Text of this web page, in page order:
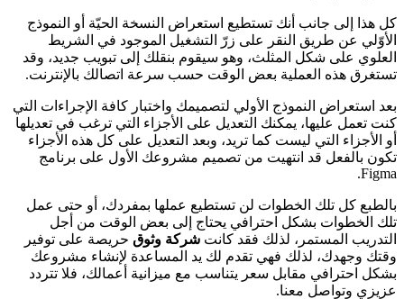
كل هذا إلى جانب أنك تستطيع استعراض النسخة الحيّة أو النموذج
الأوّلي عن طريق النقر على زرّ التشغيل الموجود في الشريط
العلوي على شكل المثلث، وهو سيقوم بنقلك إلى تبويب جديد، وقد
تستغرق هذه العملية بعض الوقت حسب سرعة اتصالك بالإنترنت.
بعد استعراض النموذج الأولي لتصميمك واختبار كافة الإجراءات التي
كنت تعمل عليها، يمكنك التعديل على الأجزاء التي ترغب في تعديلها
أو الأجزاء التي ليست كما تريد، وبعد التعديل على كل هذه الأجزاء
تكون بالفعل قد انتهيت من تصميم مشروعك الأول على برنامج
Figma.
بالطبع كل تلك الخطوات لن تستطيع عملها بمفردك، أو حتى عمل
تلك الخطوات بشكل احترافي يحتاج إلى بعض الوقت من أجل
التدريب المستمر، لذلك فقد كانت شركة وثوق حريصة على توفير
وقتك وجهدك، لذلك فهي تقدم لك يد المساعدة لإنشاء مشروعك
بشكل احترافي مقابل سعر يتناسب مع ميزانية أعمالك، فلا تتردد
عزيزي وتواصل معنا.